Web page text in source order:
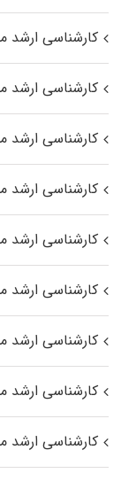
کارشناسی ارشد
کارشناسی ارشد
کارشناسی
کارشناسی ارشد
کارشناسی ارشد
کارشناسی
کارشناسی
کارشناسی ارشد
کارشناسی ارشد